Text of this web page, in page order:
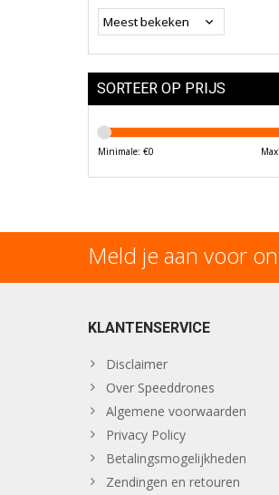
SORTEER OP PRIJS
Minimale: €0
Meld je aan voor
KLANTENSERVICE
Disclaimer
Over Speeddrones
Algemene voorwaarden
Privacy Policy
Betalingsmogelijkheden
Zendingen en retouren